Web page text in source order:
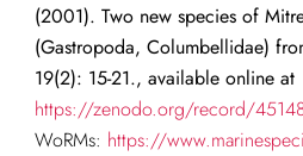
(2001). Two new species of
(Gastropoda, Columbellidae)
19(2): 15-21., available online at
https://zenodo.org/record/
WoRMs: https://